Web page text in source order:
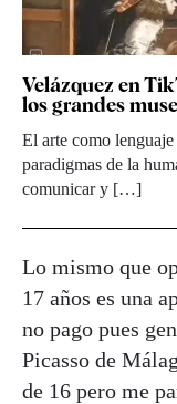
Velázquez en
los grandes
El arte como
paradigmas de la
comunicar y […]
Lo mismo que
17 años es una
no pago pues
Picasso de
de 16 pero me